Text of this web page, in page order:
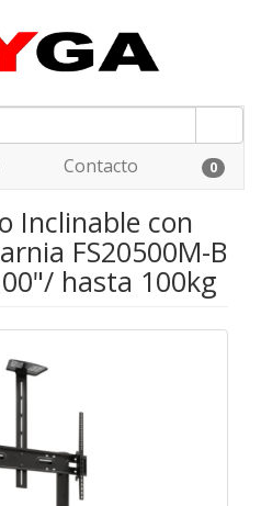
Contacto 0
Inclinable con
FS20500M-B
hasta 100kg